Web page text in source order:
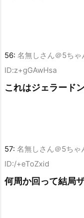
56: 名無しさん＠5ちゃ
ID:z+gGAwHsa
これはジェラード
57: 名無しさん＠5ちゃ
ID:/+eToZxid
何周か回って結局